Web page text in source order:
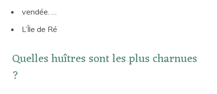
vendée. …
L’Île de Ré
Quelles huîtres sont les plus charnues
?